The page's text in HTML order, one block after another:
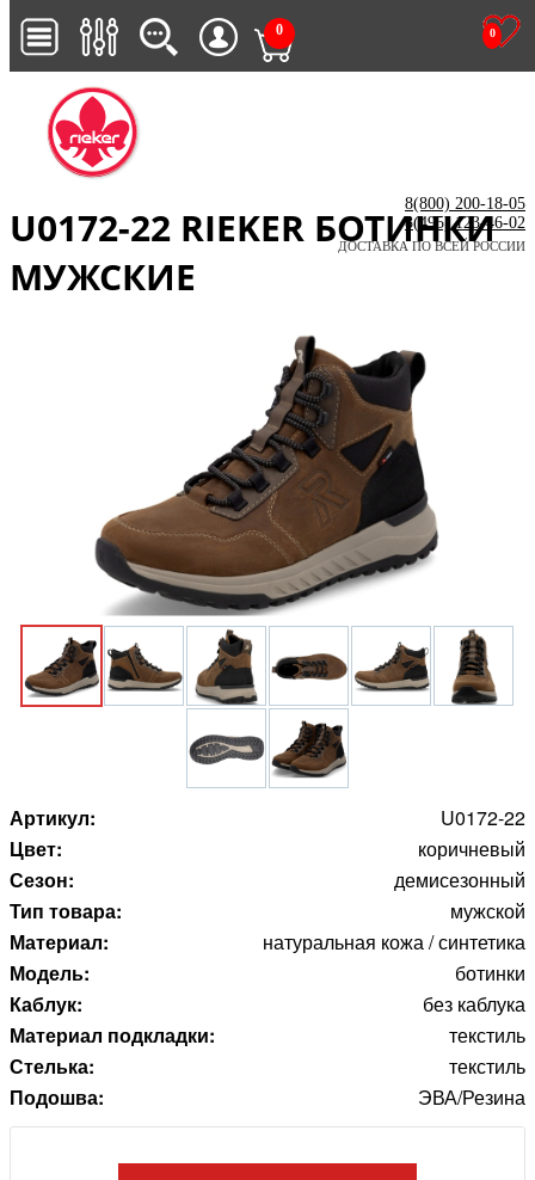
0
0
8(800) 200-18-05
8(495) 123-46-02
ДОСТАВКА ПО ВСЕЙ РОССИИ
U0172-22 RIEKER БОТИНКИ
МУЖСКИЕ
Артикул:
U0172-22
Цвет:
коричневый
Сезон:
демисезонный
Тип товара:
мужской
Материал:
натуральная кожа / синтетика
Модель:
ботинки
Каблук:
без каблука
Материал подкладки:
текстиль
Стелька:
текстиль
Подошва:
ЭВА/Резина